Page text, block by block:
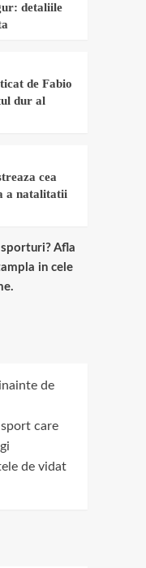
detaliile
de Fabio
dur al
cea
a natalitatii
Afla
in cele
de
care
de vidat